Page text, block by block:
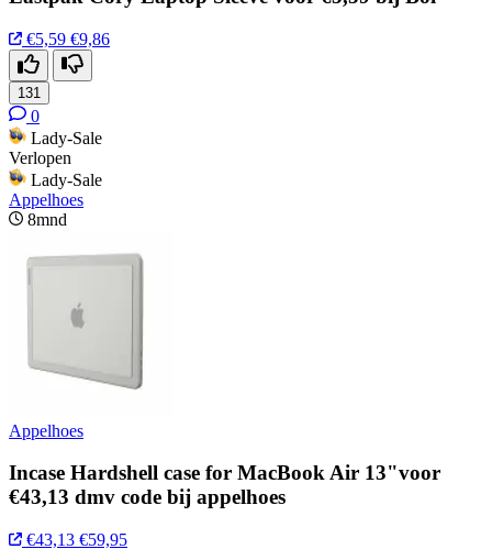
€5,59 €9,86
131
0
Lady-Sale
Verlopen
Lady-Sale
Appelhoes
8mnd
Appelhoes
Incase Hardshell case for MacBook Air 13"voor
€43,13 dmv code bij appelhoes
€43,13 €59,95